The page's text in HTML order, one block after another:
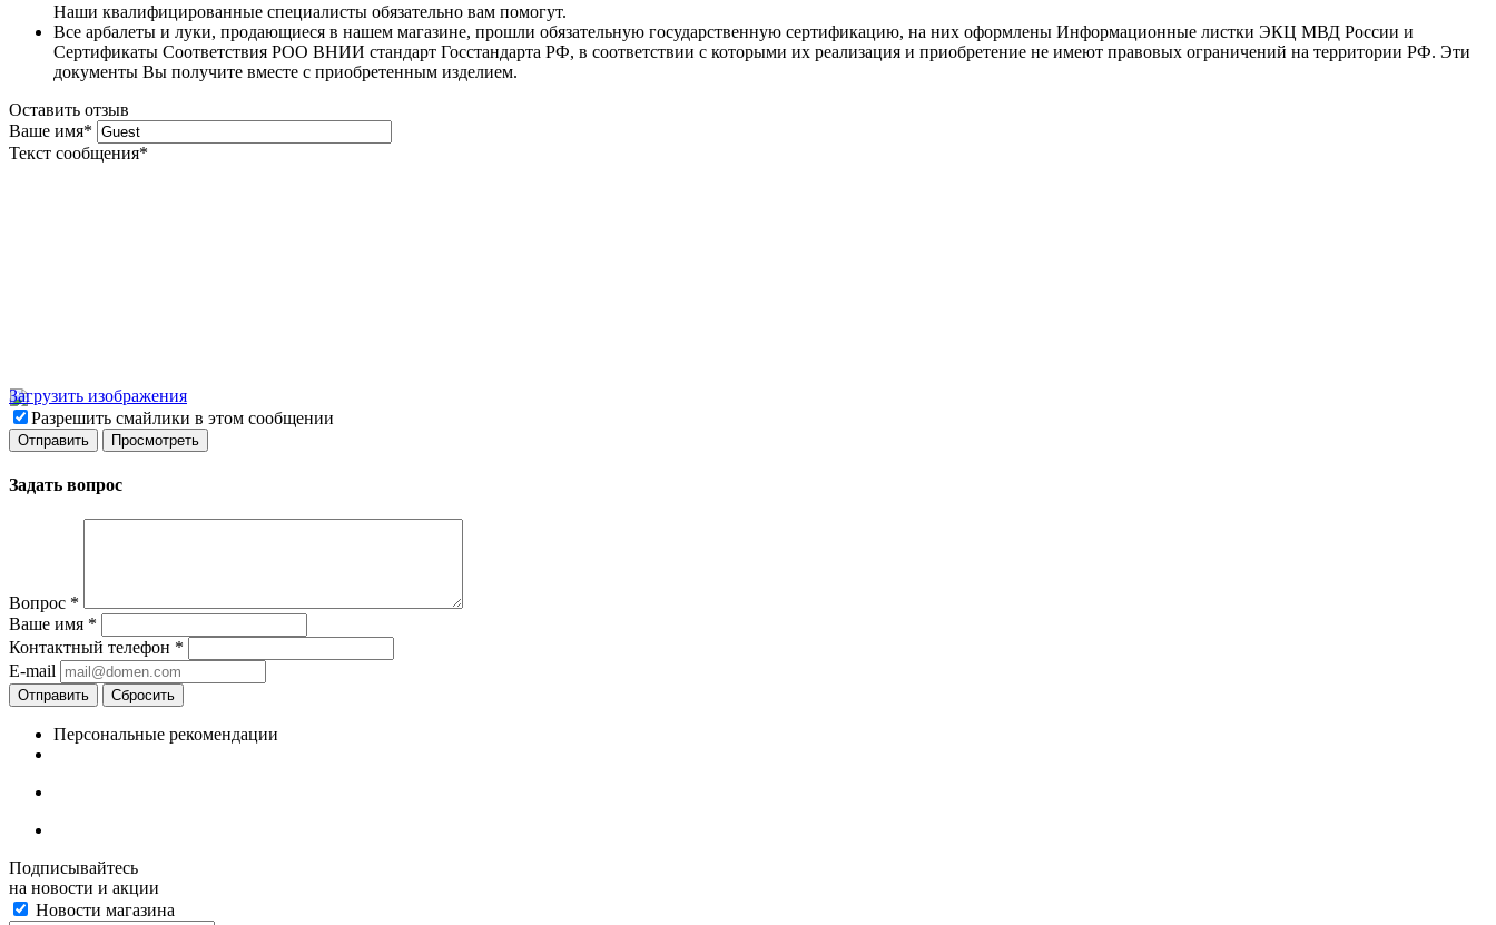
Наши квалифицированные специалисты обязательно вам помогут.
Все арбалеты и луки, продающиеся в нашем магазине, прошли обязательную государственную сертификацию, на них оформлены Информационные листки ЭКЦ МВД России и
Сертификаты Соответствия РОО ВНИИ стандарт Госстандарта РФ, в соответствии с которыми их реализация и приобретение не имеют правовых ограничений на территории РФ. Эти
документы Вы получите вместе с приобретенным изделием.
Оставить отзыв
Ваше имя*
Текст сообщения*
Загрузить изображения
Разрешить смайлики в этом сообщении
Задать вопрос
Вопрос *
Ваше имя *
Контактный телефон *
E-mail
Отправить Сбросить
Персональные рекомендации
Подписывайтесь
на новости и акции
Новости магазина